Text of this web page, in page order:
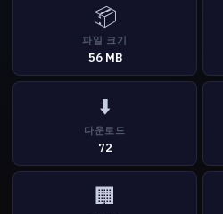
📦
파일 크기
56 MB
⬇️
다운로드
72
🏢